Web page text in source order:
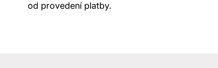
od provedení platby.